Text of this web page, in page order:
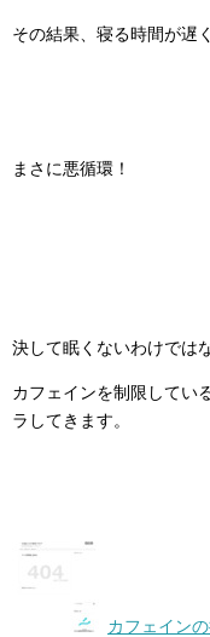
その結果、寝る時間が遅
まさに悪循環！
決して眠くないわけでは
カフェインを制限してい
ラしてきます。
カフェイン